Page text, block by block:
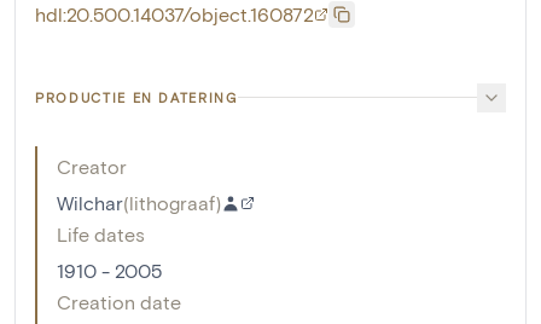
hdl:20.500.14037/object.160872
PRODUCTIE EN DATERING
Creator
Wilchar(lithograaf)
Life dates
1910 - 2005
Creation date